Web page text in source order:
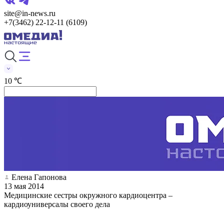
site@in-news.ru
+7(3462) 22-12-11 (6109)
10 ℃
Елена Гапонова
13 мая 2014
Медицинские сестры окружного кардиоцентра –
кардиоуниверсалы своего дела